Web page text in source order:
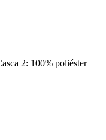
2: 100% poliéster